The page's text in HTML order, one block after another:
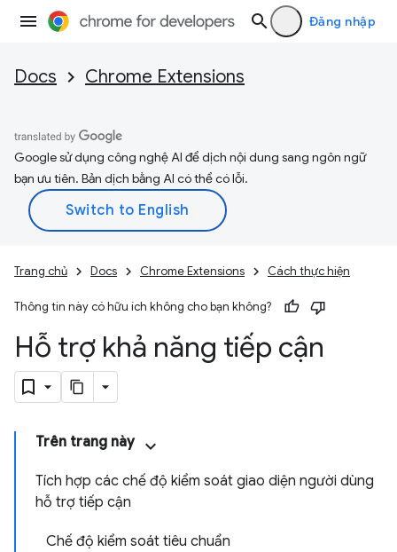
Đăng nhập
Docs Chrome Extensions
Google sử dụng công nghệ AI để dịch nội dung sang ngôn ngữ
bạn ưu tiên. Bản dịch bằng AI có thể có lỗi.
Trang chủ Docs Chrome Extensions Cách thực hiện
Thông tin này có hữu ích không cho bạn không?
Hỗ trợ khả năng tiếp cận
Trên trang này
Tích hợp các chế độ kiểm soát giao diện người dùng
hỗ trợ tiếp cận
Chế độ kiểm soát tiêu chuẩn